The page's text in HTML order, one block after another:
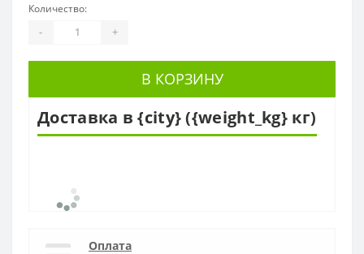
Количество:
- +
В КОРЗИНУ
Доставка в {city} ({weight_kg} кг)
Оплата